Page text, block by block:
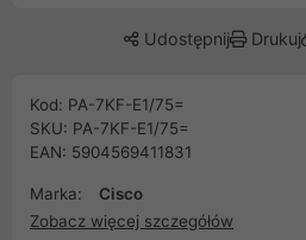
Udostępnij Drukuj
Kod: PA-7KF-E1/75=
SKU: PA-7KF-E1/75=
EAN: 5904569411831
Marka:
Cisco
Zobacz więcej szczegółów